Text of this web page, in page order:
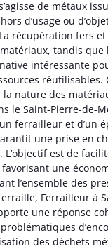
de métaux
d’usage ou
récupération fers
tandis
intéressante
réutilisables.
la nature des
le Saint-Pierre-de-
ferrailleur et d’un
une prise en
L’objectif est de
une
l’ensemble des
Ferrailleur à
une réponse
des déchets